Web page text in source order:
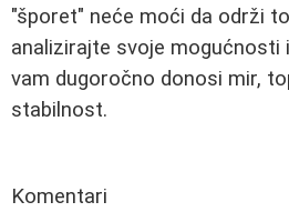
"šporet" neće moći da održi
analizirajte svoje
vam dugoročno donosi mir,
stabilnost.
Komentari